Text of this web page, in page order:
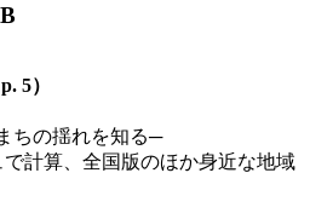
5）
ちの揺れを知る─
計算、全国版のほか身近な地域